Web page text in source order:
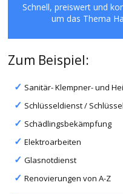
Schnell, preiswert und
um das Thema
Zum Beispiel:
Sanitär- Klempner- und
Schlüsseldienst /
Schädlingsbekämpfung
Elektroarbeiten
Glasnotdienst
Renovierungen von A-Z